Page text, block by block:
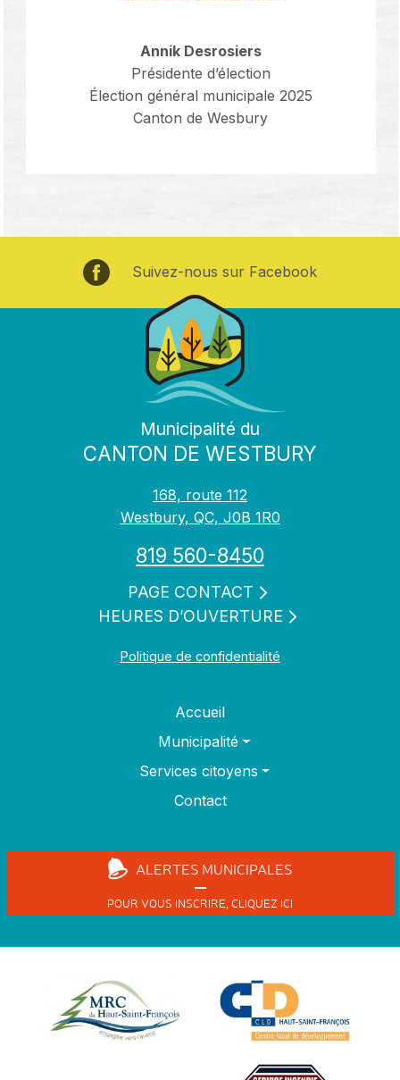
Annik Desrosiers
Présidente d’élection
Élection général municipale 2025
Canton de Wesbury
Suivez-nous sur Facebook
Municipalité du
CANTON DE WESTBURY
168, route 112
Westbury, QC, J0B 1R0
819 560-8450
PAGE CONTACT
HEURES D’OUVERTURE
Politique de confidentialité
Accueil
Municipalité
Services citoyens
Contact
ALERTES MUNICIPALES
POUR VOUS INSCRIRE, CLIQUEZ ICI